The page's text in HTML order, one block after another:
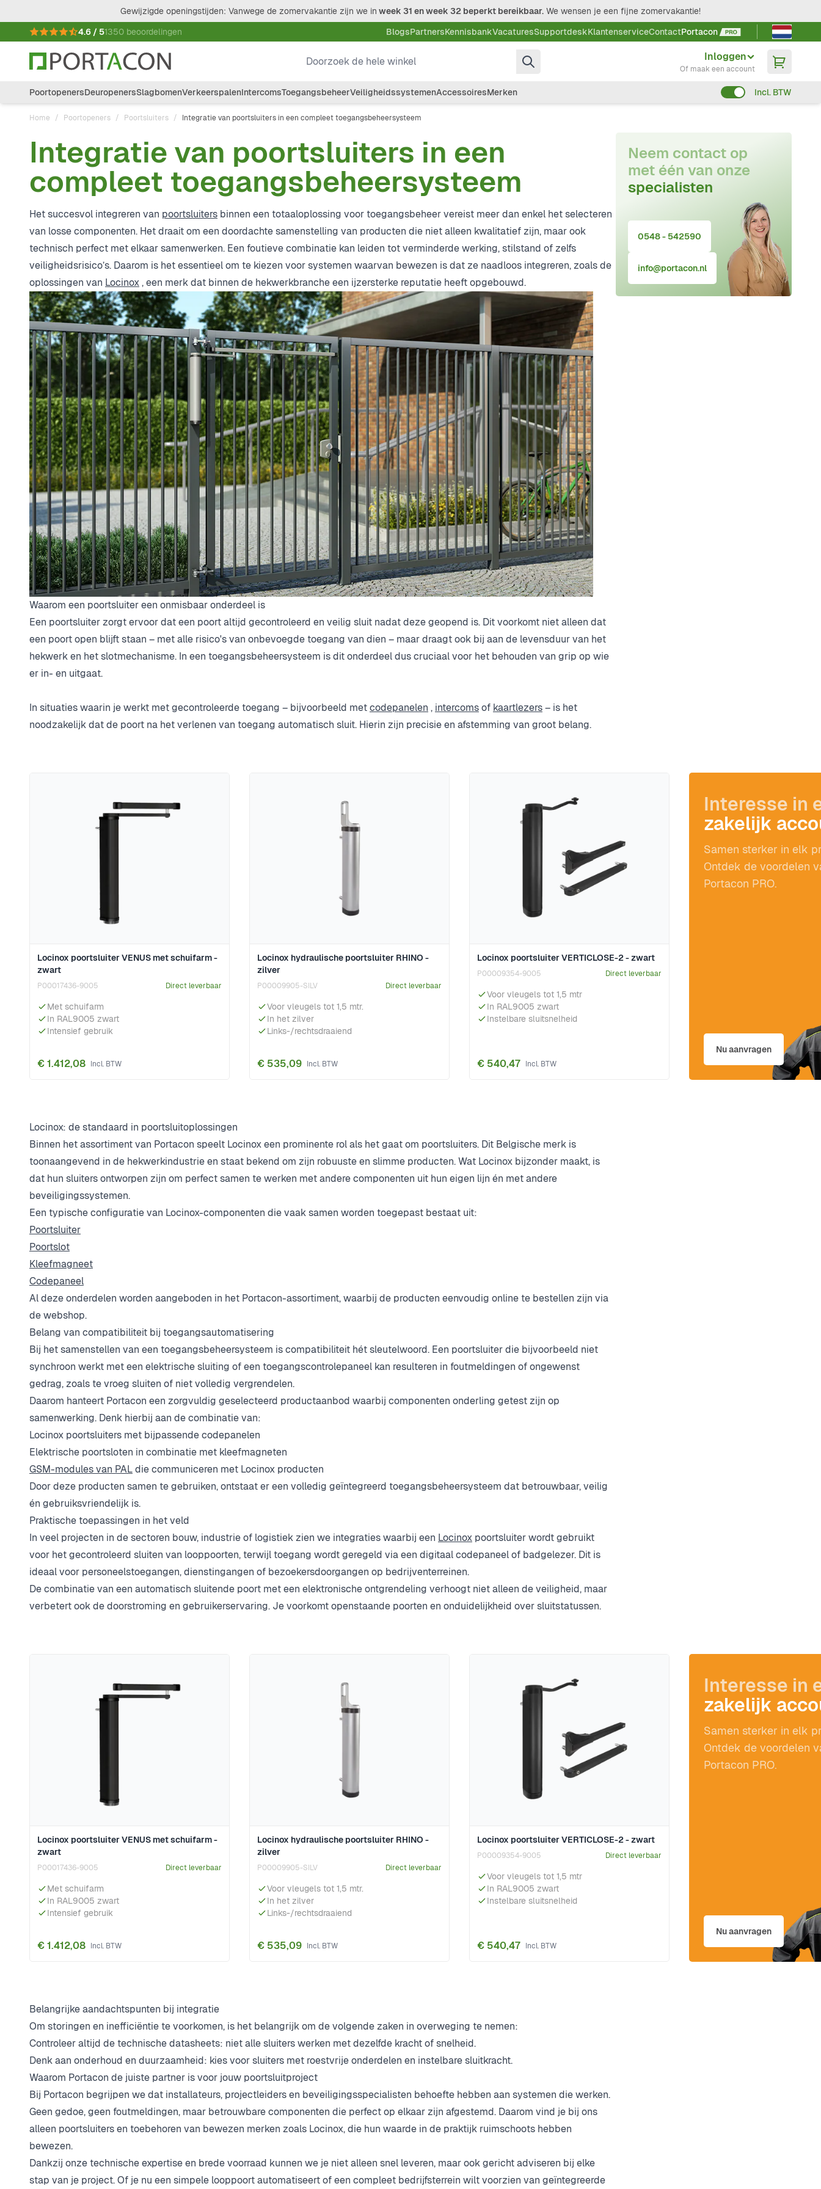
Gewijzigde openingstijden: Vanwege de zomervakantie zijn we in week 31 en week 32 beperkt bereikbaar. We wensen je een fijne zomervakantie!
4.6 / 51350 beoordelingen BlogsPartnersKennisbankVacaturesSupportdeskKlantenserviceContactPortacon
Taal kiezen
Doorzoek de hele winkel
Inloggen
Of maak een account
PoortopenersDeuropenersSlagbomenVerkeerspalenIntercomsToegangsbeheerVeiligheidssystemenAccessoiresMerken Incl. BTW
Home / Poortopeners / Poortsluiters / Integratie van poortsluiters in een compleet toegangsbeheersysteem
Integratie van poortsluiters in een
compleet toegangsbeheersysteem
Het succesvol integreren van poortsluiters binnen een totaaloplossing voor toegangsbeheer vereist meer dan enkel het selecteren
van losse componenten. Het draait om een doordachte samenstelling van producten die niet alleen kwalitatief zijn, maar ook
technisch perfect met elkaar samenwerken. Een foutieve combinatie kan leiden tot verminderde werking, stilstand of zelfs
veiligheidsrisico’s. Daarom is het essentieel om te kiezen voor systemen waarvan bewezen is dat ze naadloos integreren, zoals de
oplossingen van Locinox, een merk dat binnen de hekwerkbranche een ijzersterke reputatie heeft opgebouwd.
Waarom een poortsluiter een onmisbaar onderdeel is
Een poortsluiter zorgt ervoor dat een poort altijd gecontroleerd en veilig sluit nadat deze geopend is. Dit voorkomt niet alleen dat
een poort open blijft staan – met alle risico's van onbevoegde toegang van dien – maar draagt ook bij aan de levensduur van het
hekwerk en het slotmechanisme. In een toegangsbeheersysteem is dit onderdeel dus cruciaal voor het behouden van grip op wie
er in- en uitgaat.
In situaties waarin je werkt met gecontroleerde toegang – bijvoorbeeld metcodepanelen , intercomsof kaartlezers– is het
noodzakelijk dat de poort na het verlenen van toegang automatisch sluit. Hierin zijn precisie en afstemming van groot belang.
Locinox poortsluiter VENUS met schuifarm -
zwart
P00017436-9005 Direct leverbaar
Met schuifarm
In RAL9005 zwart
Intensief gebruik
€ 1.412,08
Locinox hydraulische poortsluiter RHINO -
zilver
P00009905-SILV Direct leverbaar
Voor vleugels tot 1,5 mtr.
In het zilver
Links-/rechtsdraaiend
€ 535,09
Locinox poortsluiter VERTICLOSE-2 - zwart
P00009354-9005 Direct leverbaar
Voor vleugels tot 1,5 mtr
In RAL9005 zwart
Instelbare sluitsnelheid
€ 540,47
Interesse in
zakelijk
Samen sterker in elk
Ontdek de voordelen
Portacon PRO.
Nu aanvragen
Locinox: de standaard in poortsluitoplossingen
Binnen het assortiment van Portacon speelt Locinox een prominente rol als het gaat om poortsluiters. Dit Belgische merk is
toonaangevend in de hekwerkindustrie en staat bekend om zijn robuuste en slimme producten. Wat Locinox bijzonder maakt, is
dat hun sluiters ontworpen zijn om perfect samen te werken met andere componenten uit hun eigen lijn én met andere
beveiligingssystemen.
Een typische configuratie van Locinox-componenten die vaak samen worden toegepast bestaat uit:
Poortsluiter
Poortslot
Kleefmagneet
Codepaneel
Al deze onderdelen worden aangeboden in het Portacon-assortiment, waarbij de producten eenvoudig online te bestellen zijn via
de webshop.
Belang van compatibiliteit bij toegangsautomatisering
Bij het samenstellen van een toegangsbeheersysteem is compatibiliteit hét sleutelwoord. Een poortsluiter die bijvoorbeeld niet
synchroon werkt met een elektrische sluiting of een toegangscontrolepaneel kan resulteren in foutmeldingen of ongewenst
gedrag, zoals te vroeg sluiten of niet volledig vergrendelen.
Daarom hanteert Portacon een zorgvuldig geselecteerd productaanbod waarbij componenten onderling getest zijn op
samenwerking. Denk hierbij aan de combinatie van:
Locinox poortsluiters met bijpassende codepanelen
Elektrische poortsloten in combinatie met kleefmagneten
GSM-modules van PALdie communiceren met Locinox producten
Door deze producten samen te gebruiken, ontstaat er een volledig geïntegreerd toegangsbeheersysteem dat betrouwbaar, veilig
én gebruiksvriendelijk is.
Praktische toepassingen in het veld
In veel projecten in de sectoren bouw, industrie of logistiek zien we integraties waarbij een Locinox poortsluiter wordt gebruikt
voor het gecontroleerd sluiten van looppoorten, terwijl toegang wordt geregeld via een digitaal codepaneel of badgelezer. Dit is
ideaal voor personeelstoegangen, dienstingangen of bezoekersdoorgangen op bedrijventerreinen.
De combinatie van een automatisch sluitende poort met een elektronische ontgrendeling verhoogt niet alleen de veiligheid, maar
verbetert ook de doorstroming en gebruikerservaring. Je voorkomt openstaande poorten en onduidelijkheid over sluitstatussen.
Locinox poortsluiter VENUS met schuifarm -
zwart
P00017436-9005 Direct leverbaar
Met schuifarm
In RAL9005 zwart
Intensief gebruik
€ 1.412,08
Locinox hydraulische poortsluiter RHINO -
zilver
P00009905-SILV Direct leverbaar
Voor vleugels tot 1,5 mtr.
In het zilver
Links-/rechtsdraaiend
€ 535,09
Locinox poortsluiter VERTICLOSE-2 - zwart
P00009354-9005 Direct leverbaar
Voor vleugels tot 1,5 mtr
In RAL9005 zwart
Instelbare sluitsnelheid
€ 540,47
Interesse in
zakelijk
Samen sterker in elk
Ontdek de voordelen
Portacon PRO.
Nu aanvragen
Belangrijke aandachtspunten bij integratie
Om storingen en inefficiëntie te voorkomen, is het belangrijk om de volgende zaken in overweging te nemen:
Controleer altijd de technische datasheets: niet alle sluiters werken met dezelfde kracht of snelheid.
Denk aan onderhoud en duurzaamheid: kies voor sluiters met roestvrije onderdelen en instelbare sluitkracht.
Waarom Portacon de juiste partner is voor jouw poortsluitproject
Bij Portacon begrijpen we dat installateurs, projectleiders en beveiligingsspecialisten behoefte hebben aan systemen die werken.
Geen gedoe, geen foutmeldingen, maar betrouwbare componenten die perfect op elkaar zijn afgestemd. Daarom vind je bij ons
alleen poortsluiters en toebehoren van bewezen merken zoals Locinox, die hun waarde in de praktijk ruimschoots hebben
bewezen.
Dankzij onze technische expertise en brede voorraad kunnen we je niet alleen snel leveren, maar ook gericht adviseren bij elke
stap van je project. Of je nu een simpele looppoort automatiseert of een compleet bedrijfsterrein wilt voorzien van geïntegreerde
Neem contact op
met één van onze
specialisten
0548 - 542590
info@portacon.nl